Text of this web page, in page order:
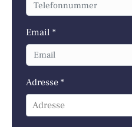
Email *
Adresse *
Adresse